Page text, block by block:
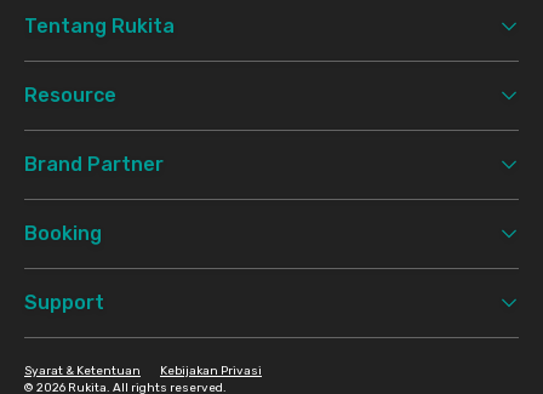
Tentang Rukita
Resource
Brand Partner
Booking
Support
© 2026 Rukita. All rights reserved.
Syarat & Ketentuan Kebijakan Privasi